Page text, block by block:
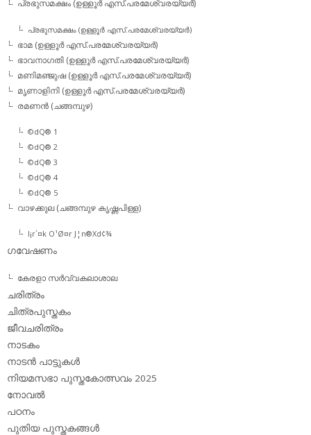
പ്രഭുസമക്ഷം (ഉള്ളൂര്‍ എസ്.പരമേശ്വരയ്യര്‍)
പ്രഭുസമക്ഷം (ഉള്ളൂര്‍ എസ്.പരമേശ്വരയ്യര്‍)
ഭാമ (ഉള്ളൂര്‍ എസ്.പരമേശ്വരയ്യര്‍)
ഭാവനാഗതി (ഉള്ളൂര്‍ എസ്.പരമേശ്വരയ്യര്‍)
മണിമഞ്ജുഷ (ഉള്ളൂര്‍ എസ്.പരമേശ്വരയ്യര്‍)
മൃണാളിനി (ഉള്ളൂര്‍ എസ്.പരമേശ്വരയ്യര്‍)
രമണന്‍ (ചങ്ങമ്പുഴ)
©dQ® 1
©dQ® 2
©dQ® 3
©dQ® 4
©dQ® 5
വാഴക്കുല (ചങ്ങമ്പുഴ കൃഷ്ണപിള്ള)
l¡r´¤k O¹Ø¤r J¦n®Xd¢¾
ഗവേഷണം
കേരളാ സര്‍വ്വകലാശാല
ചരിത്രം
ചിത്രപുസ്തകം
ജീവചരിത്രം
നാടകം
നാടന്‍ പാട്ടുകള്‍
നിയമസഭാ പുസ്തകോത്സവം 2025
നോവല്‍
പഠനം
പുതിയ പുസ്തകങ്ങള്‍